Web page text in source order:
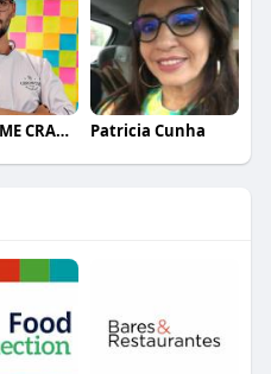
GUILHERME CRAMER BALLE Patricia Cunha